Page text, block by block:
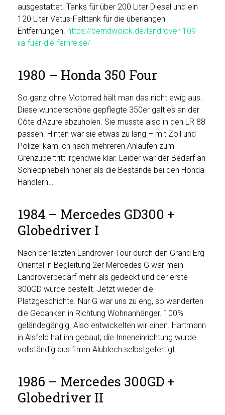
ausgestattet. Tanks für über 200 Liter Diesel und ein
120 Liter Vetus-Falttank für die überlangen
Entfernungen. https://berndwoick.de/landrover-109-
iia-fuer-die-fernreise/
1980 – Honda 350 Four
So ganz ohne Motorrad hält man das nicht ewig aus.
Diese wunderschöne gepflegte 350er galt es an der
Côte d’Azure abzuholen. Sie musste also in den LR 88
passen. Hinten war sie etwas zu lang – mit Zoll und
Polizei kam ich nach mehreren Anläufen zum
Grenzübertritt irgendwie klar. Leider war der Bedarf an
Schlepphebeln höher als die Bestände bei den Honda-
Händlern…
1984 – Mercedes GD300 +
Globedriver I
Nach der letzten Landrover-Tour durch den Grand Erg
Oriental in Begleitung 2er Mercedes G war mein
Landroverbedarf mehr als gedeckt und der erste
300GD wurde bestellt. Jetzt wieder die
Platzgeschichte. Nur G war uns zu eng, so wanderten
die Gedanken in Richtung Wohnanhänger. 100%
geländegängig. Also entwickelten wir einen. Hartmann
in Alsfeld hat ihn gebaut, die Inneneinrichtung wurde
vollständig aus 1mm Alublech selbstgefertigt.
1986 – Mercedes 300GD +
Globedriver II